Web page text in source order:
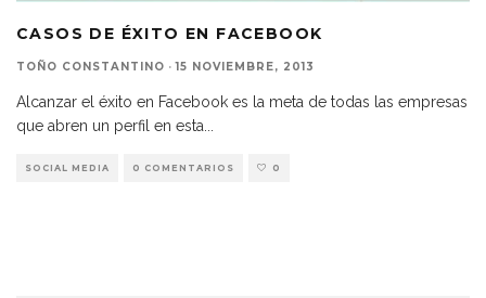
CASOS DE ÉXITO EN FACEBOOK
TOÑO CONSTANTINO · 15 NOVIEMBRE, 2013
Alcanzar el éxito en Facebook es la meta de todas las empresas
que abren un perfil en esta...
SOCIAL MEDIA 0 COMENTARIOS 0